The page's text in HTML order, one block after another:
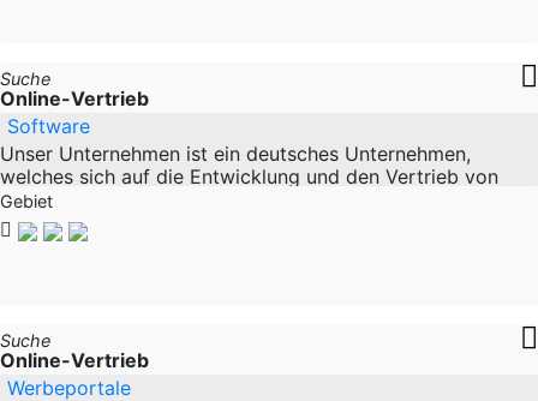
Suche
Online-Vertrieb
Software
Unser Unternehmen ist ein deutsches Unternehmen,
welches sich auf die Entwicklung und den Vertrieb von
Sicherheits-Software für Business- und Privatkunden
Gebiet
Suche
Online-Vertrieb
Werbeportale